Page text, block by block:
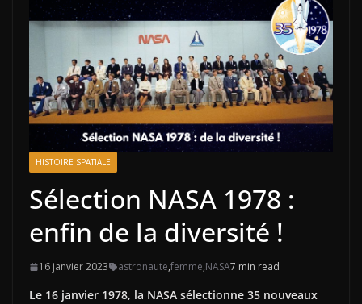
HISTOIRE SPATIALE
Sélection NASA 1978 :
enfin de la diversité !
16 janvier 2023 astronaute,femme,NASA7 min read
Le 16 janvier 1978, la NASA sélectionne 35 nouveaux